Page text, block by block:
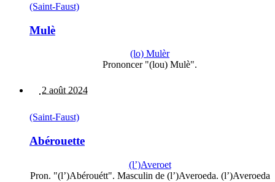
(Saint-Faust)
Mulè
(lo) Mulèr
Prononcer "(lou) Mulè".
2 août 2024
(Saint-Faust)
Abérouette
(l’)Averoet
Pron. "(l’)Abérouétt". Masculin de (l’)Averoeda. (l’)Averoeda